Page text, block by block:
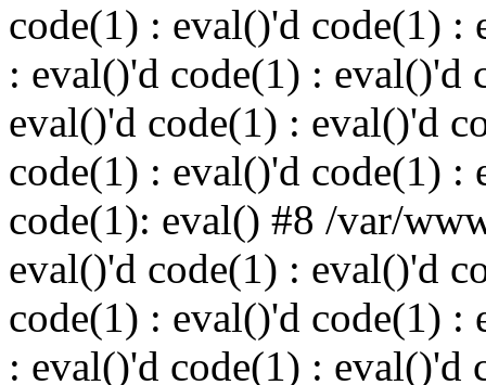
code(1) : eval()'d code(1) :
: eval()'d code(1) : eval()'d
eval()'d code(1) : eval()'d
code(1) : eval()'d code(1) :
code(1): eval() #8 /var/
eval()'d code(1) : eval()'d
code(1) : eval()'d code(1) :
: eval()'d code(1) : eval()'d